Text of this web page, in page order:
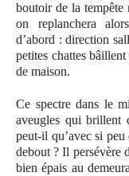
boutoir de la tempête
on replanchera
d’abord : direction
petites chattes
de maison.
Ce spectre dans le
aveugles qui brillent
peut-il qu’avec si
debout ? Il persévère
bien épais au